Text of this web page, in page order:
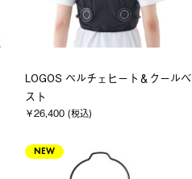
LOGOS ペルチェヒート＆クールベ
スト
￥26,400 (税込)
NEW